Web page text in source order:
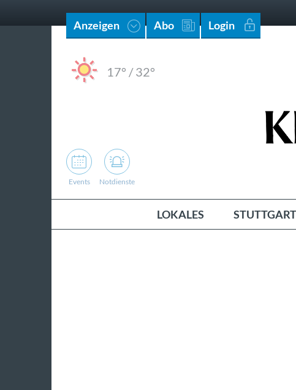
Anzeigen Abo Login
17° /32°
Events Notdienste
LOKALES